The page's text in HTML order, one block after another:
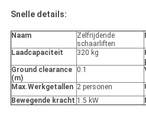
Snelle details:
Naam
Zelfrijdende
schaarliften
Laadcapaciteit 320 kg
Ground clearance
(m)
0.1
Max.Werkgetallen 2 personen
Bewegende kracht 1.5 kW